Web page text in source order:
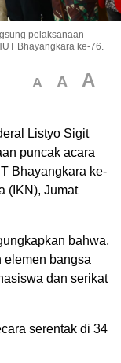
pelaksanaan
Bhayangkara ke-76.
A A A
Listyo Sigit
puncak acara
Bhayangkara ke-
(IKN), Jumat
bahwa,
elemen bangsa
dan serikat
serentak di 34